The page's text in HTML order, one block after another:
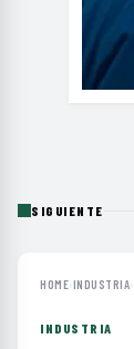
SIGUIENTE
HOME›INDUSTRIA›
INDUSTRIA